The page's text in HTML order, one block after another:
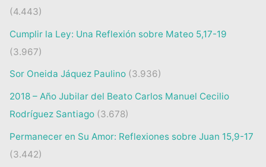
(4.443)
Cumplir la Ley: Una Reflexión sobre Mateo 5,17-19
(3.967)
Sor Oneida Jáquez Paulino (3.936)
2018 – Año Jubilar del Beato Carlos Manuel Cecilio
Rodríguez Santiago (3.678)
Permanecer en Su Amor: Reflexiones sobre Juan 15,9-17
(3.442)